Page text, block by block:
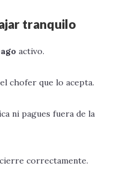
tranquilo
activo.
chofer que lo acepta.
ni pagues fuera de la
correctamente.